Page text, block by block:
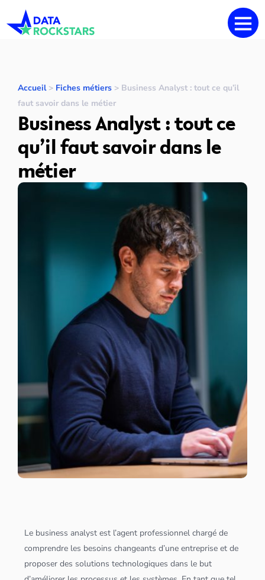
Accueil> Fiches métiers > Business Analyst : tout ce qu’il
faut savoir dans le métier
Business Analyst : tout ce
qu’il faut savoir dans le
métier
Le business analyst est l’agent professionnel chargé de
comprendre les besoins changeants d’une entreprise et de
proposer des solutions technologiques dans le but